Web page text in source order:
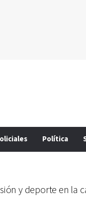
Política
y deporte en la